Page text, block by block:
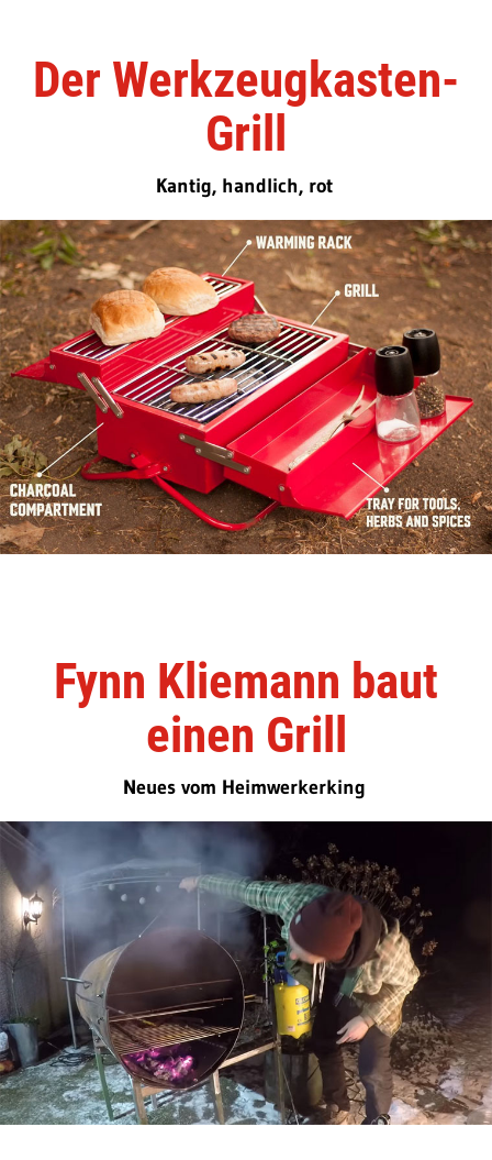
Der Werkzeugkasten-
Grill
Kantig, handlich, rot
Fynn Kliemann baut
einen Grill
Neues vom Heimwerkerking